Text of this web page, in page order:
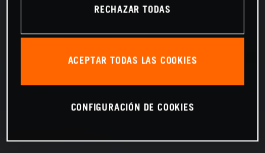
RECHAZAR TODAS
ACEPTAR TODAS LAS COOKIES
CONFIGURACIÓN DE COOKIES